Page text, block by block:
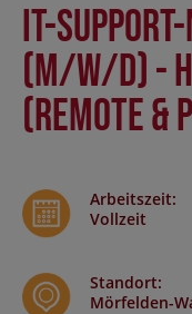
IT-
(m/w/d) -
(Remote &
Arbeitszeit:
Vollzeit
Standort:
Mörfelden-